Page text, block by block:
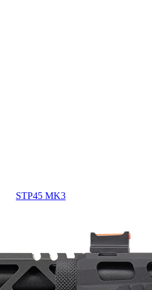
STP45 MK3